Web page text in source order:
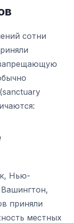
сотни
Нью-
приняли
местных